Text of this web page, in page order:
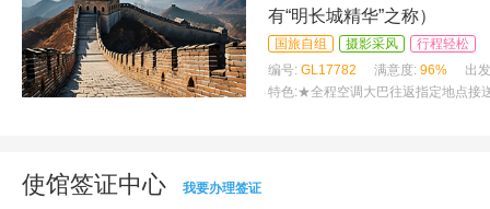
有“明长城精华”之称）
国旅自组 摄影采风
行程轻松
编号: GL17782 满意度: 96%
出
特色:★全程空调大巴往返指定地点接
使馆签证中心 我要办理签证